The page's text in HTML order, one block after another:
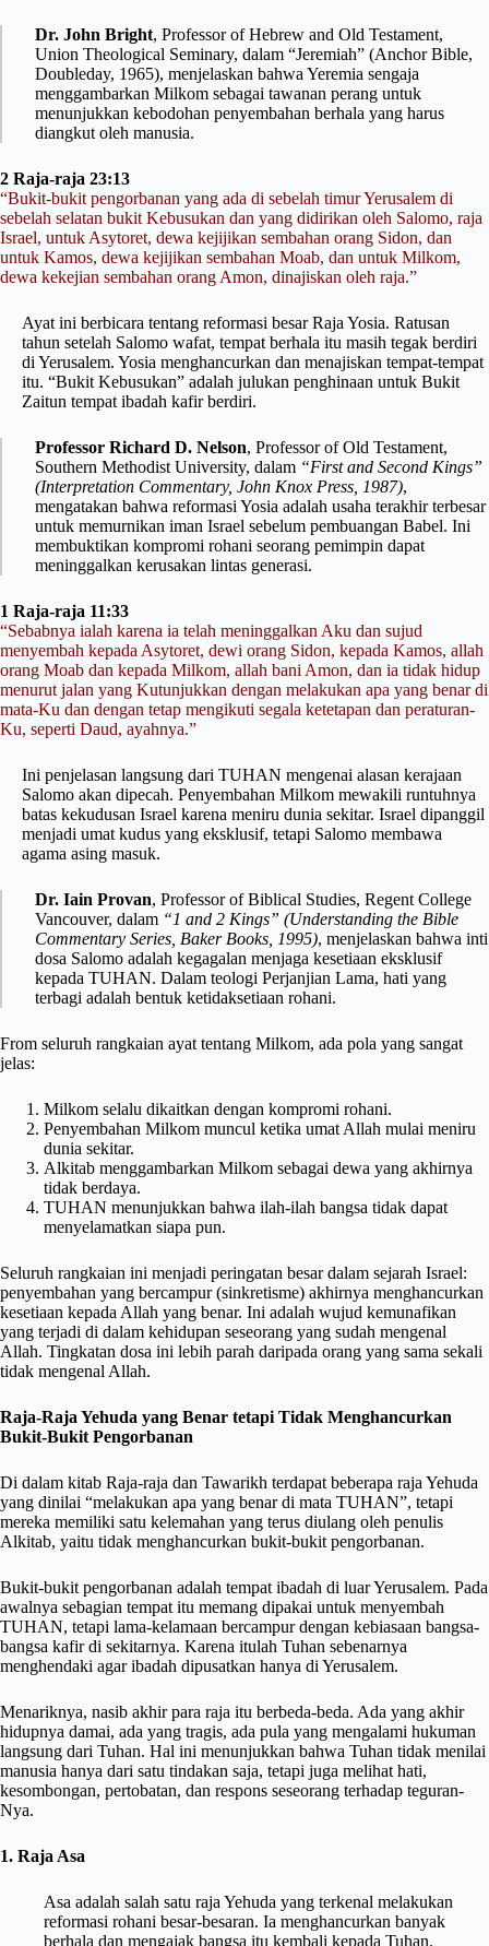
Dr. John Bright, Professor of Hebrew and Old Testament,
Union Theological Seminary, dalam “Jeremiah” (Anchor Bible,
Doubleday, 1965), menjelaskan bahwa Yeremia sengaja
menggambarkan Milkom sebagai tawanan perang untuk
menunjukkan kebodohan penyembahan berhala yang harus
diangkut oleh manusia.
2 Raja-raja 23:13
“Bukit-bukit pengorbanan yang ada di sebelah timur Yerusalem di
sebelah selatan bukit Kebusukan dan yang didirikan oleh Salomo, raja
Israel, untuk Asytoret, dewa kejijikan sembahan orang Sidon, dan
untuk Kamos, dewa kejijikan sembahan Moab, dan untuk Milkom,
dewa kekejian sembahan orang Amon, dinajiskan oleh raja.”
Ayat ini berbicara tentang reformasi besar Raja Yosia. Ratusan
tahun setelah Salomo wafat, tempat berhala itu masih tegak berdiri
di Yerusalem. Yosia menghancurkan dan menajiskan tempat-tempat
itu. “Bukit Kebusukan” adalah julukan penghinaan untuk Bukit
Zaitun tempat ibadah kafir berdiri.
Professor Richard D. Nelson, Professor of Old Testament,
Southern Methodist University, dalam “First and Second Kings”
(Interpretation Commentary, John Knox Press, 1987),
mengatakan bahwa reformasi Yosia adalah usaha terakhir terbesar
untuk memurnikan iman Israel sebelum pembuangan Babel. Ini
membuktikan kompromi rohani seorang pemimpin dapat
meninggalkan kerusakan lintas generasi.
1 Raja-raja 11:33
“Sebabnya ialah karena ia telah meninggalkan Aku dan sujud
menyembah kepada Asytoret, dewi orang Sidon, kepada Kamos, allah
orang Moab dan kepada Milkom, allah bani Amon, dan ia tidak hidup
menurut jalan yang Kutunjukkan dengan melakukan apa yang benar di
mata-Ku dan dengan tetap mengikuti segala ketetapan dan peraturan-
Ku, seperti Daud, ayahnya.”
Ini penjelasan langsung dari TUHAN mengenai alasan kerajaan
Salomo akan dipecah. Penyembahan Milkom mewakili runtuhnya
batas kekudusan Israel karena meniru dunia sekitar. Israel dipanggil
menjadi umat kudus yang eksklusif, tetapi Salomo membawa
agama asing masuk.
Dr. Iain Provan, Professor of Biblical Studies, Regent College
Vancouver, dalam “1 and 2 Kings” (Understanding the Bible
Commentary Series, Baker Books, 1995), menjelaskan bahwa inti
dosa Salomo adalah kegagalan menjaga kesetiaan eksklusif
kepada TUHAN. Dalam teologi Perjanjian Lama, hati yang
terbagi adalah bentuk ketidaksetiaan rohani.
From seluruh rangkaian ayat tentang Milkom, ada pola yang sangat
jelas:
Milkom selalu dikaitkan dengan kompromi rohani.
Penyembahan Milkom muncul ketika umat Allah mulai meniru
dunia sekitar.
Alkitab menggambarkan Milkom sebagai dewa yang akhirnya
tidak berdaya.
TUHAN menunjukkan bahwa ilah-ilah bangsa tidak dapat
menyelamatkan siapa pun.
Seluruh rangkaian ini menjadi peringatan besar dalam sejarah Israel:
penyembahan yang bercampur (sinkretisme) akhirnya menghancurkan
kesetiaan kepada Allah yang benar. Ini adalah wujud kemunafikan
yang terjadi di dalam kehidupan seseorang yang sudah mengenal
Allah. Tingkatan dosa ini lebih parah daripada orang yang sama sekali
tidak mengenal Allah.
Raja-Raja Yehuda yang Benar tetapi Tidak Menghancurkan
Bukit-Bukit Pengorbanan
Di dalam kitab Raja-raja dan Tawarikh terdapat beberapa raja Yehuda
yang dinilai “melakukan apa yang benar di mata TUHAN”, tetapi
mereka memiliki satu kelemahan yang terus diulang oleh penulis
Alkitab, yaitu tidak menghancurkan bukit-bukit pengorbanan.
Bukit-bukit pengorbanan adalah tempat ibadah di luar Yerusalem. Pada
awalnya sebagian tempat itu memang dipakai untuk menyembah
TUHAN, tetapi lama-kelamaan bercampur dengan kebiasaan bangsa-
bangsa kafir di sekitarnya. Karena itulah Tuhan sebenarnya
menghendaki agar ibadah dipusatkan hanya di Yerusalem.
Menariknya, nasib akhir para raja itu berbeda-beda. Ada yang akhir
hidupnya damai, ada yang tragis, ada pula yang mengalami hukuman
langsung dari Tuhan. Hal ini menunjukkan bahwa Tuhan tidak menilai
manusia hanya dari satu tindakan saja, tetapi juga melihat hati,
kesombongan, pertobatan, dan respons seseorang terhadap teguran-
Nya.
1. Raja Asa
Asa adalah salah satu raja Yehuda yang terkenal melakukan
reformasi rohani besar-besaran. Ia menghancurkan banyak
berhala dan mengajak bangsa itu kembali kepada Tuhan.